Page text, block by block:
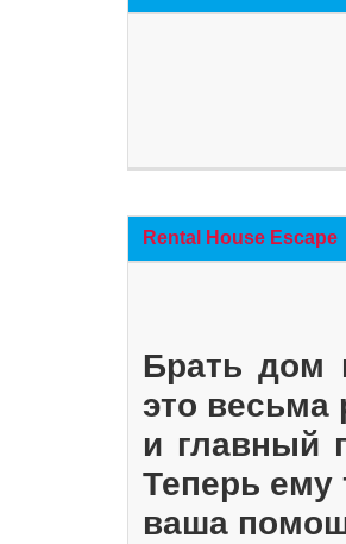
Rental House Escape
Брать дом
это весьма
и главный
Теперь ему
ваша